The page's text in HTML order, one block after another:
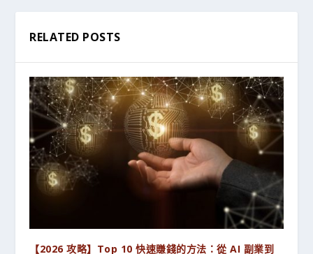
RELATED POSTS
【2026 攻略】Top 10 快速賺錢的方法：從 AI 副業到